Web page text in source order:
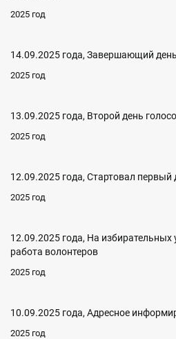
2025 год
14.09.2025 года, Завершающий
2025 год
13.09.2025 года, Второй день
2025 год
12.09.2025 года, Стартовал первый
2025 год
12.09.2025 года, На избирательных
работа волонтеров
2025 год
10.09.2025 года, Адресное
2025 год